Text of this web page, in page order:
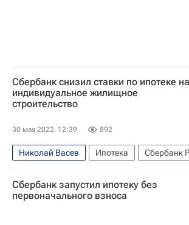
Сбербанк снизил ставки по ипотеке на
индивидуальное жилищное
строительство
30 мая 2022, 12:39 892
Николай Васев Ипотека
Сбербанк
ДомКлик
Банки
Загородная недвижимость
Жилье
Сбербанк запустил ипотеку без
первоначального взноса